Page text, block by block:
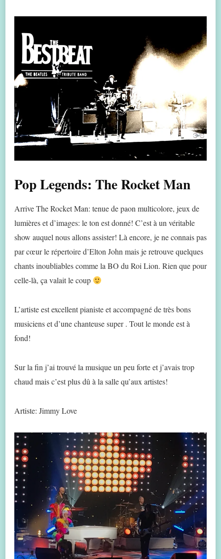
Pop Legends: The Rocket Man
Arrive The Rocket Man: tenue de paon multicolore, jeux de
lumières et d’images: le ton est donné! C’est à un véritable
show auquel nous allons assister! Là encore, je ne connais pas
par cœur le répertoire d’Elton John mais je retrouve quelques
chants inoubliables comme la BO du Roi Lion. Rien que pour
celle-là, ça valait le coup
L’artiste est excellent pianiste et accompagné de très bons
musiciens et d’une chanteuse super . Tout le monde est à
fond!
Sur la fin j’ai trouvé la musique un peu forte et j’avais trop
chaud mais c’est plus dû à la salle qu’aux artistes!
Artiste: Jimmy Love